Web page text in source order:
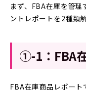
まず、FBA在庫を管
ントレポートを2種類
①-1：FBA
FBA在庫商品レポート